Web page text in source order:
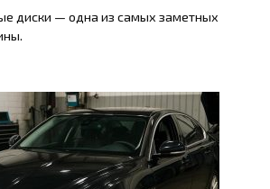
диски — одна из самых заметных